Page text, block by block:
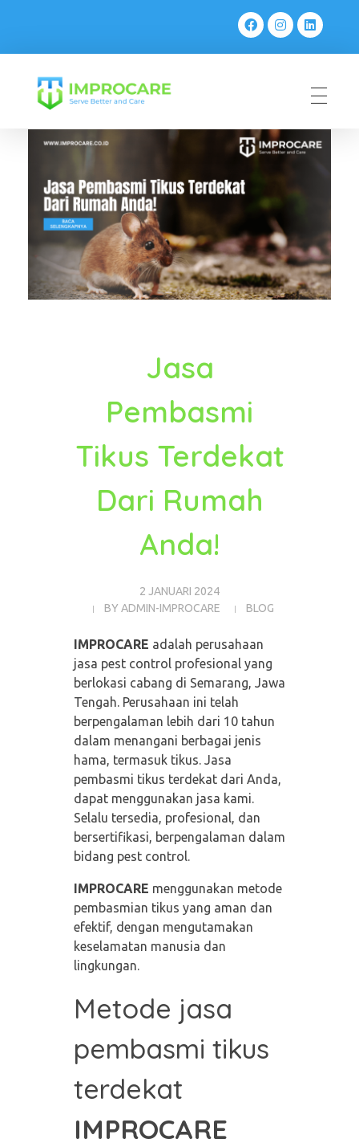
Jasa
Pembasmi
Tikus Terdekat
Dari Rumah
Anda!
2 JANUARI 2024
BY ADMIN-IMPROCARE BLOG
IMPROCARE adalah perusahaan
jasa pest control profesional yang
berlokasi cabang di Semarang, Jawa
Tengah. Perusahaan ini telah
berpengalaman lebih dari 10 tahun
dalam menangani berbagai jenis
hama, termasuk tikus. Jasa
pembasmi tikus terdekat dari Anda,
dapat menggunakan jasa kami.
Selalu tersedia, profesional, dan
bersertifikasi, berpengalaman dalam
bidang pest control.
IMPROCARE menggunakan metode
pembasmian tikus yang aman dan
efektif, dengan mengutamakan
keselamatan manusia dan
lingkungan.
Metode jasa
pembasmi tikus
terdekat
IMPROCARE